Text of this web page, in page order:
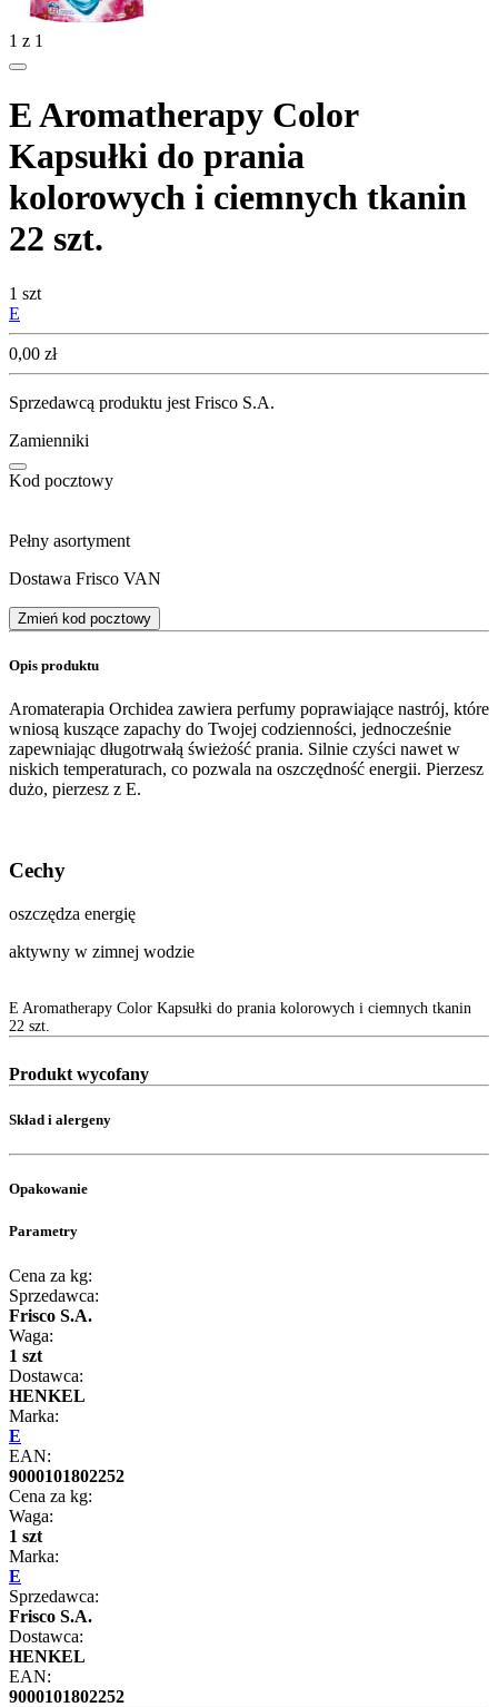
1 z 1
E Aromatherapy Color
Kapsułki do prania
kolorowych i ciemnych tkanin
22 szt.
1 szt
E
Cena
0,00 zł
Sprzedawcą produktu jest Frisco S.A.
Zamienniki
Kod pocztowy
Pełny asortyment
Dostawa Frisco VAN
Zmień kod pocztowy
Opis produktu
Aromaterapia Orchidea zawiera perfumy poprawiające nastrój, które
wniosą kuszące zapachy do Twojej codzienności, jednocześnie
zapewniając długotrwałą świeżość prania. Silnie czyści nawet w
niskich temperaturach, co pozwala na oszczędność energii. Pierzesz
dużo, pierzesz z E.
Cechy
oszczędza energię
aktywny w zimnej wodzie
E Aromatherapy Color Kapsułki do prania kolorowych i ciemnych tkanin
22 szt.
Produkt wycofany
Skład i alergeny
Opakowanie
Parametry
Cena za kg:
Sprzedawca:
Frisco S.A.
Waga:
1 szt
Dostawca:
HENKEL
Marka:
E
EAN:
9000101802252
Cena za kg:
Waga:
1 szt
Marka:
E
Sprzedawca:
Frisco S.A.
Dostawca:
HENKEL
EAN:
9000101802252